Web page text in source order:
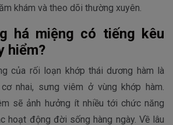
khám và theo dõi thường xuyên.
há miệng có tiếng kêu
hiểm?
của rối loạn khớp thái dương hàm là
nhai, sưng viêm ở vùng khớp hàm.
sẽ ảnh hưởng ít nhiều tới chức năng
hoạt động đời sống hàng ngày. Về lâu